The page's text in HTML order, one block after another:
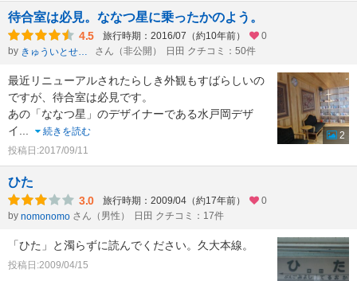
待合室は必見。ななつ星に乗ったかのよう。
4.5 旅行時期：2016/07（約10年前）
0
by
きゅういとせろり さん（非公開） 日田 クチコミ：50件
最近リニューアルされたらしき外観もすばらしいの
ですが、待合室は必見です。
あの「ななつ星」のデザイナーである水戸岡デザ
イ
続きを読む
投稿日:2017/09/11
2
ひた
3.0 旅行時期：2009/04（約17年前）
0
by nomonomo さん（男性） 日田 クチコミ：17件
「ひた」と濁らずに読んでください。久大本線。
投稿日:2009/04/15